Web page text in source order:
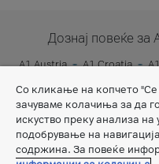
Дознај повеќе за
A1 Austria A1 Croatia
Со кликање на копчето "Се
зачуваме колачиња за да
искуство преку анализа
подобрување на
содржина. За повеќе